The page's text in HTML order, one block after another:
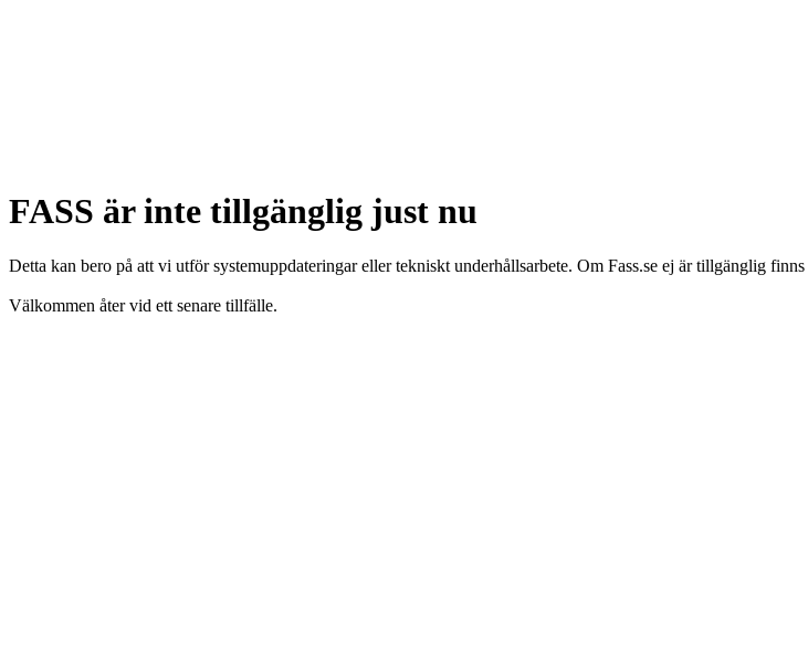
FASS är inte tillgänglig just nu
Detta kan bero på att vi utför systemuppdateringar eller tekniskt underhållsarbete. Om Fass.se ej är tillgänglig
Välkommen åter vid ett senare tillfälle.